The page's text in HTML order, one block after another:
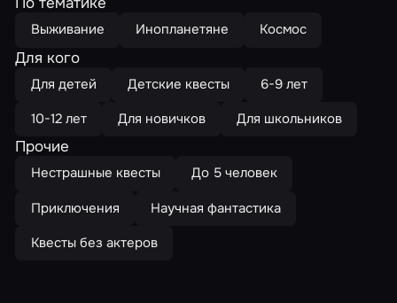
Выживание Инопланетяне Космос
Для кого
Для детей Детские квесты
6-9 лет
10-12 лет
Для новичков Для школьников
Прочие
Нестрашные квесты
До 5 человек
Приключения
Научная фантастика
Квесты без актеров